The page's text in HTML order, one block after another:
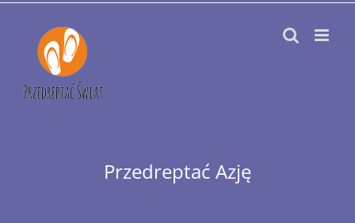
Przejdź
zawartości
Przedreptać Azję